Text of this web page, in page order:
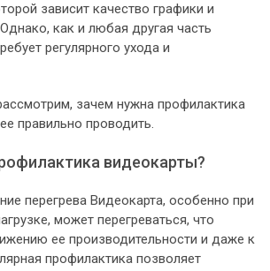
зависит качество графики и
как и любая другая часть
регулярного ухода и
зачем нужна профилактика
правильно проводить.
видеокарты?
перегрева Видеокарта, особенно при
может перегреваться, что
ее производительности и даже к
профилактика позволяет